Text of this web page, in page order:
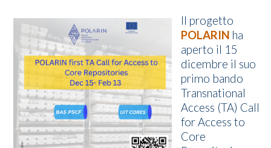
Il progetto
POLARIN ha
aperto il 15
dicembre il suo
primo bando
Transnational
Access (TA) Call
for Access to
Core